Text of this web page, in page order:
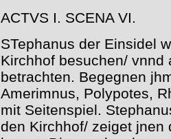
ACTVS I. SCENA VI.
STephanus der Einsidel
Kirchhof besuchen/ vnnd
betrachten. Begegnen
Amerimnus, Polypotes,
mit Seitenspiel.
den Kirchhof/ zeiget jnen